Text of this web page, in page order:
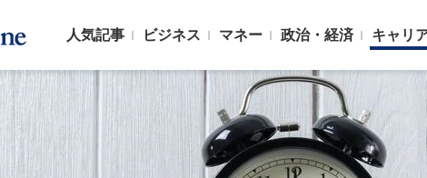
人気記事 ビジネス マネー 政治・経済 キャリ